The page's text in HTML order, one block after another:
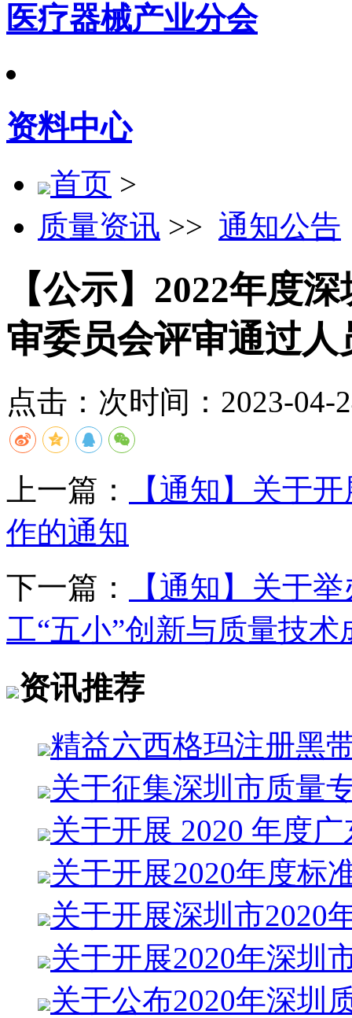
医疗器械产业分会
资料中心
首页 >
质量资讯 >> 通知公告
【公示】2022年度
审委员会评审通过人
点击： 次时间：2023-04-
上一篇：
【通知】关于
作的通知
下一篇：
【通知】关于
工“五小”创新与质量技
资讯推荐
精益六西格玛注册黑
关于征集深圳市质量
关于开展 2020 年度
关于开展2020年度标
关于开展深圳市2020
关于开展2020年深圳
关于公布2020年深圳